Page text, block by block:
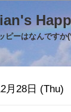
ピーはなんです
月28日 (Thu)